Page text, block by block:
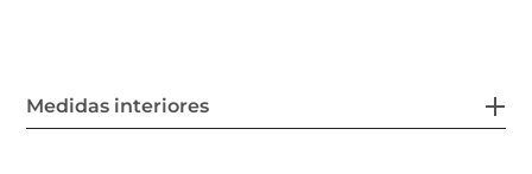
Medidas interiores